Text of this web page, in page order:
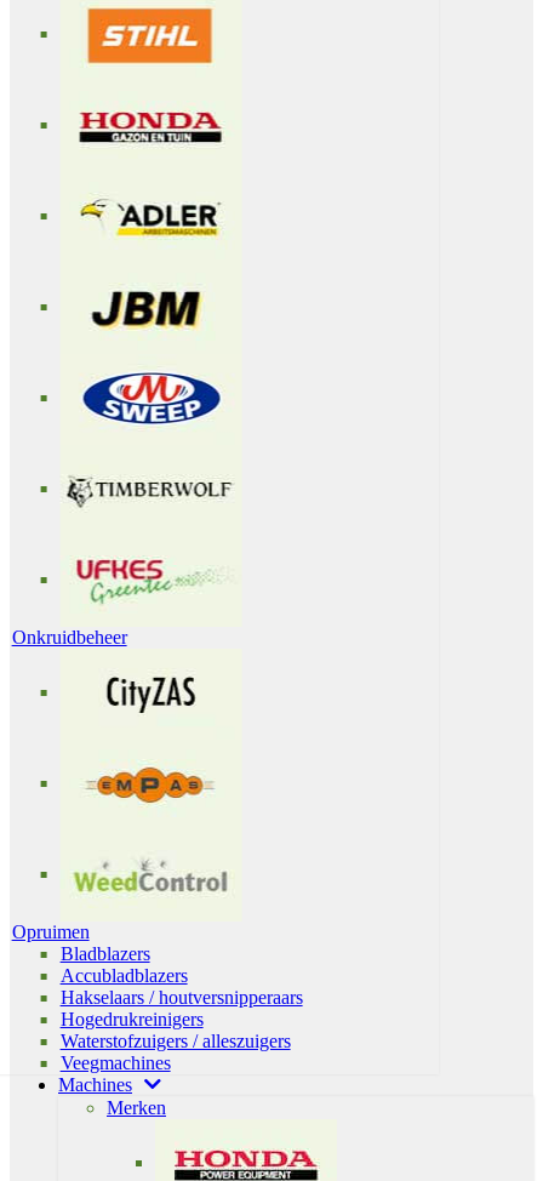
Onkruidbeheer
Opruimen
Bladblazers
Accubladblazers
Hakselaars / houtversnipperaars
Hogedrukreinigers
Waterstofzuigers / alleszuigers
Veegmachines
Machines
Merken